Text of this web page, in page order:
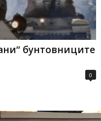
бунтовниците
0